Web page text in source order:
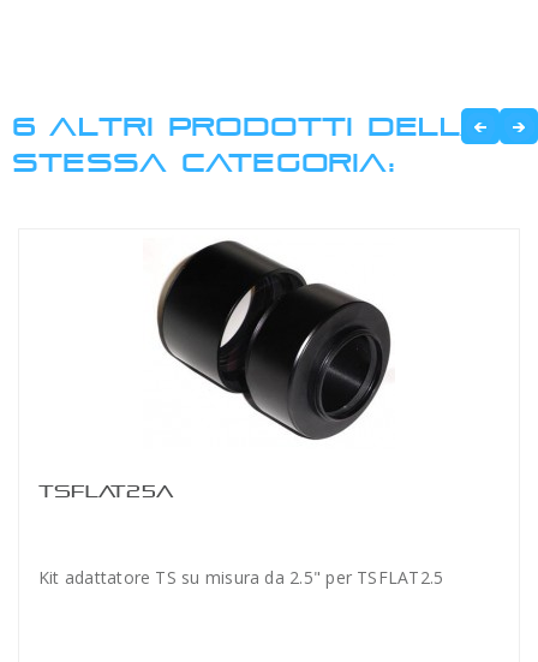
6 ALTRI PRODOTTI DELLA
STESSA CATEGORIA:
TSFLAT25A
Kit adattatore TS su misura da 2.5" per TSFLAT2.5